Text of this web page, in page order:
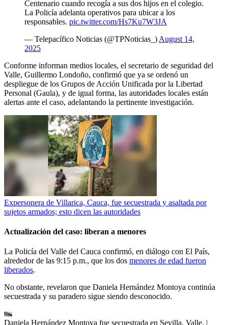
Centenario cuando recogía a sus dos hijos en el colegio.
La Policía adelanta operativos para ubicar a los
responsables. pic.twitter.com/Hs7Ku7W3JA
— Telepacífico Noticias (@TPNoticias_) August 14,
2025
Conforme informan medios locales, el secretario de seguridad del
Valle, Guillermo Londoño, confirmó que ya se ordenó un
despliegue de los Grupos de Acción Unificada por la Libertad
Personal (Gaula), y de igual forma, las autoridades locales están
alertas ante el caso, adelantando la pertinente investigación.
Expersonera de Villarica, Cauca, fue secuestrada y asaltada por
sujetos armados; esto dicen las autoridades
Actualización del caso: liberan a menores
La Policía del Valle del Cauca confirmó, en diálogo con El País,
alrededor de las 9:15 p.m., que los dos menores de edad fueron
liberados.
No obstante, revelaron que Daniela Hernández Montoya continúa
secuestrada y su paradero sigue siendo desconocido.
Daniela Hernández Montoya fue secuestrada en Sevilla, Valle. |